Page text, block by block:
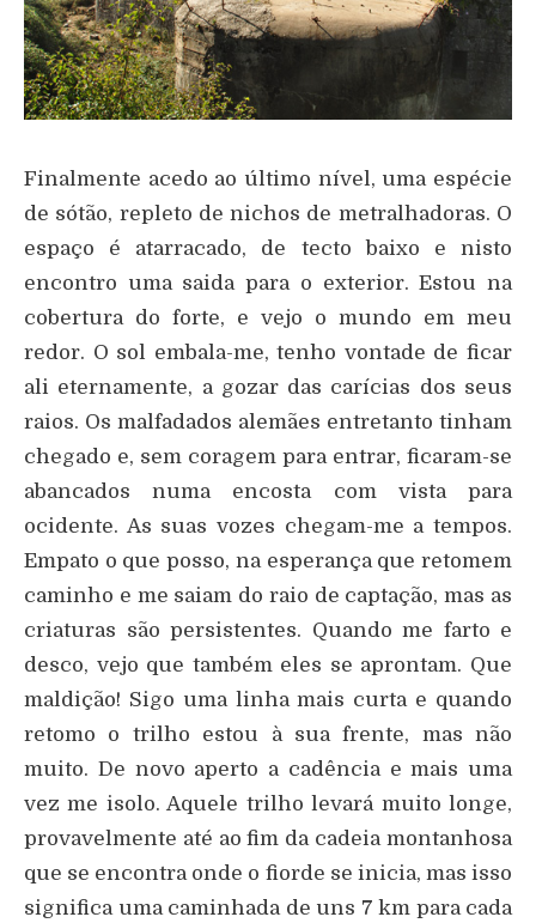
Finalmente acedo ao último nível, uma espécie
de sótão, repleto de nichos de metralhadoras. O
espaço é atarracado, de tecto baixo e nisto
encontro uma saida para o exterior. Estou na
cobertura do forte, e vejo o mundo em meu
redor. O sol embala-me, tenho vontade de ficar
ali eternamente, a gozar das carícias dos seus
raios. Os malfadados alemães entretanto tinham
chegado e, sem coragem para entrar, ficaram-se
abancados numa encosta com vista para
ocidente. As suas vozes chegam-me a tempos.
Empato o que posso, na esperança que retomem
caminho e me saiam do raio de captação, mas as
criaturas são persistentes. Quando me farto e
desco, vejo que também eles se aprontam. Que
maldição! Sigo uma linha mais curta e quando
retomo o trilho estou à sua frente, mas não
muito. De novo aperto a cadência e mais uma
vez me isolo. Aquele trilho levará muito longe,
provavelmente até ao fim da cadeia montanhosa
que se encontra onde o fiorde se inicia, mas isso
significa uma caminhada de uns 7 km para cada